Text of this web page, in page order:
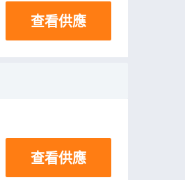
查看供應
查看供應